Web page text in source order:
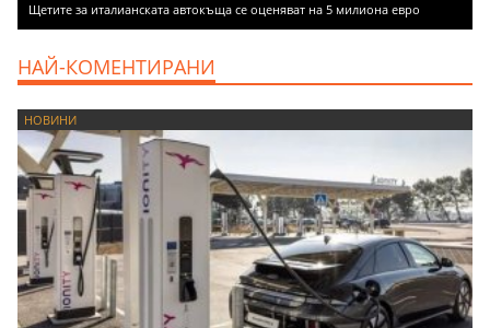
Щетите за италианската автокъща се оценяват на 5 милиона евро
НАЙ-КОМЕНТИРАНИ
НОВИНИ